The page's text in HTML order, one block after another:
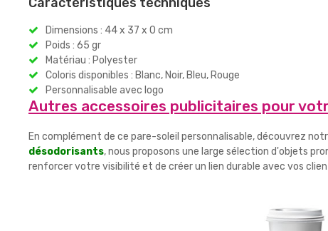
Dimensions : 44 x 37 x 0 cm
Poids : 65 gr
Matériau : Polyester
Coloris disponibles : Blanc, Noir, Bleu, Rouge
Personnalisable avec logo
Autres accessoires publicitaires pour
En complément de ce pare-soleil personnalisable, découvrez
désodorisants, nous proposons une large sélection d'objets
renforcer votre visibilité et de créer un lien durable avec vos